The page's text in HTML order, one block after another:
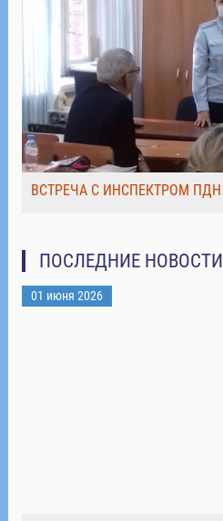
ВСТРЕЧА С ИНСПЕКТРОМ ПДН
ПОСЛЕДНИЕ НОВОСТИ
01 июня 2026